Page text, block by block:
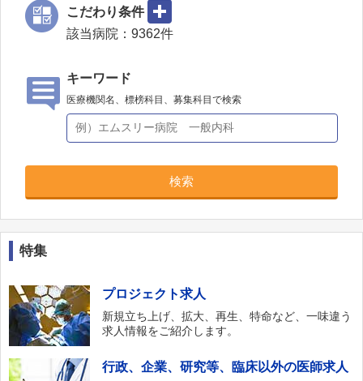
こだわり条件
該当病院： 9362件
キーワード
医療機関名、標榜科目、募集科目で検索
検索
特集
プロジェクト求人
新規立ち上げ、拡大、再生、特命など、一味違う
求人情報をご紹介します。
行政、企業、研究等、臨床以外の医師求人